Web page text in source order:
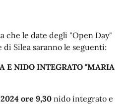
che le date degli "Open Day"
Silea saranno le seguenti:
E NIDO INTEGRATO "MARIA
ore 9,30 nido integrato e